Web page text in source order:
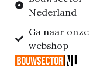
Nederland
Ga naar onze
webshop